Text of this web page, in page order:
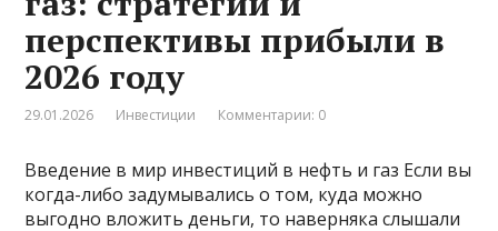
перспективы прибыли в
2026 году
29.01.2026 Инвестиции Комментарии: 0
Введение в мир инвестиций в нефть и газ Если вы
когда-либо задумывались о том, куда можно
выгодно вложить деньги, то наверняка слышали